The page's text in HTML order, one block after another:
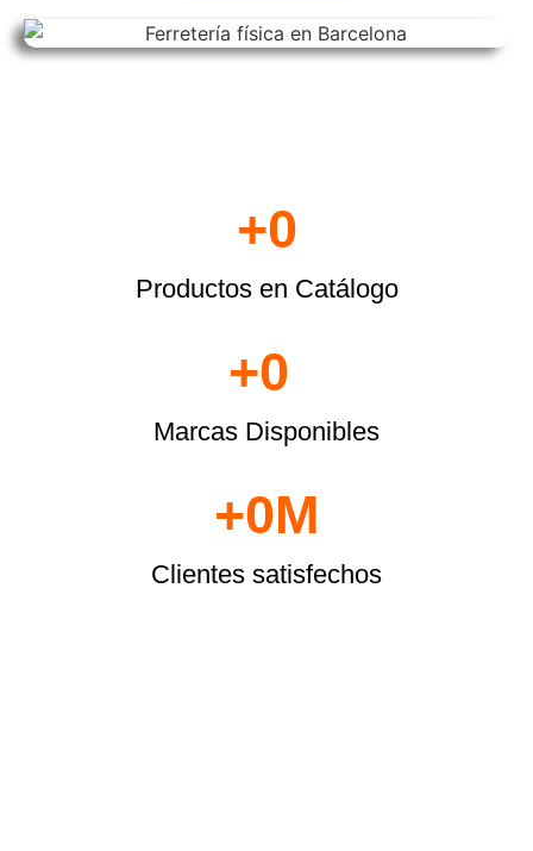
Productos en Catálogo
+0
Marcas Disponibles
+0
Clientes satisfechos
+0M